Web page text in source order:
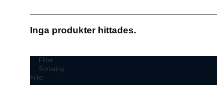
Inga produkter hittades.
Filter
Sortering
Filter